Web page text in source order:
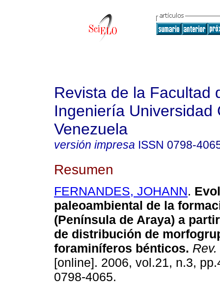
Revista de la Facultad
Ingeniería Universidad
Venezuela
versión impresa ISSN 0798-
Resumen
FERNANDES, JOHANN.
paleoambiental de la
(Península de Araya) a
de distribución de
foraminíferos bénticos.
[online]. 2006, vol.21, n.3,
0798-4065.